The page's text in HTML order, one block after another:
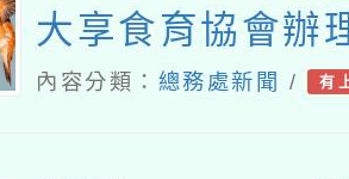
大享食育協會辦
的旅程-旬味探
內容分類： 總務處新聞 / 有